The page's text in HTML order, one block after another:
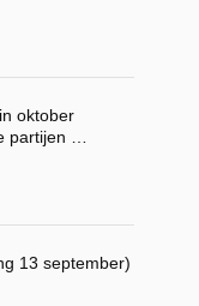
oktober
partijen …
13 september)